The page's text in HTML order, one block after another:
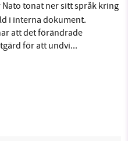
tonat ner sitt språk kring
i interna dokument.
att det förändrade
för att undvi...